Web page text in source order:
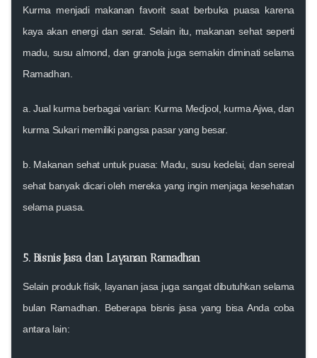
Kurma menjadi makanan favorit saat berbuka puasa karena
kaya akan energi dan serat. Selain itu, makanan sehat seperti
madu, susu almond, dan granola juga semakin diminati selama
Ramadhan.
a.Jual kurma berbagai varian: Kurma Medjool, kurma Ajwa, dan
kurma Sukari memiliki pangsa pasar yang besar.
b. Makanan sehat untuk puasa: Madu, susu kedelai, dan sereal
sehat banyak dicari oleh mereka yang ingin menjaga kesehatan
selama puasa.
5. Bisnis Jasa dan Layanan Ramadhan
Selain produk fisik, layanan jasa juga sangat dibutuhkan selama
bulan Ramadhan. Beberapa bisnis jasa yang bisa Anda coba
antara lain: